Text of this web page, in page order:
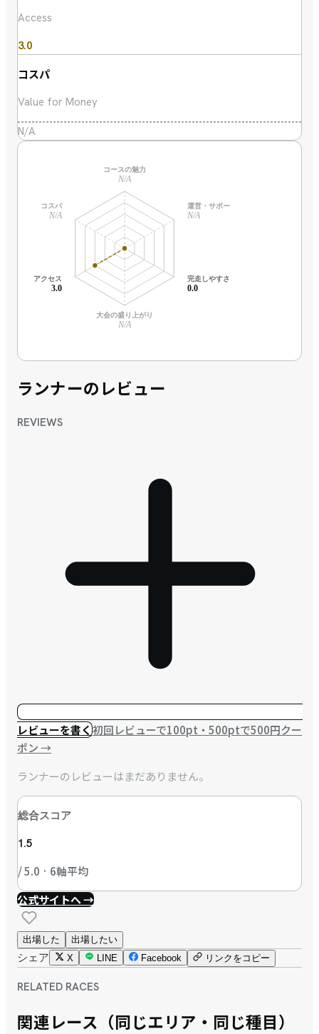
Access
3.0
コスパ
Value for Money
N/A
コースの魅力
N/A
運営・サポート
N/A
完走しやすさ
0.0
大会の盛り上がり
N/A
アクセス
3.0
コスパ
N/A
ランナーのレビュー
REVIEWS
レビューを書く初回レビューで100pt・500ptで500円クー
ポン→
ランナーのレビューはまだありません。
総合スコア
1.5
/ 5.0 · 6軸平均
公式サイトへ →
出場した 出場したい
シェア X LINE Facebook リンクをコピー
RELATED RACES
関連レース（同じエリア・同じ種目）